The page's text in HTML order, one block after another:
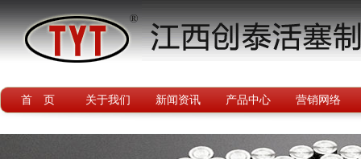
首 页 关于我们 新闻资讯 产品中心 营销网络